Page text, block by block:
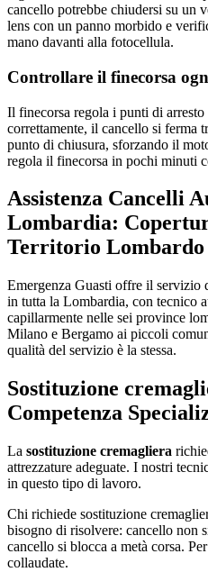
cancello potrebbe chiudersi su un
lens con un panno morbido e
mano davanti alla fotocellula.
Controllare il finecorsa
Il finecorsa regola i punti di
correttamente, il cancello si ferma
punto di chiusura, sforzando il
regola il finecorsa in pochi minuti
Assistenza Cancelli
Lombardia:
Territorio Lombardo
Emergenza Guasti offre il servizio
in tutta la Lombardia, con tecnico
capillarmente nelle sei province
Milano e Bergamo ai piccoli
qualità del servizio è la stessa.
Sostituzione
Competenza
La sostituzione cremagliera
attrezzature adeguate. I nostri
in questo tipo di lavoro.
Chi richiede sostituzione
bisogno di risolvere: cancello non
cancello si blocca a metà corsa.
collaudate.